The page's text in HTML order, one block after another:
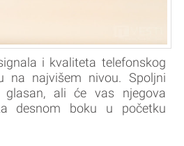
i kvaliteta telefonskog
na najvišem nivou. Spoljni
glasan, ali će vas njegova
desnom boku u početku